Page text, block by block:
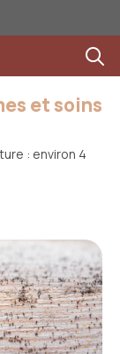
et soins
: environ 4